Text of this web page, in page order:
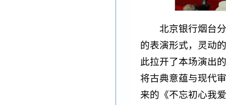
北京银行烟台
的表演形式，灵动
此拉开了本场演出
将古典意蕴与现代
来的《不忘初心我